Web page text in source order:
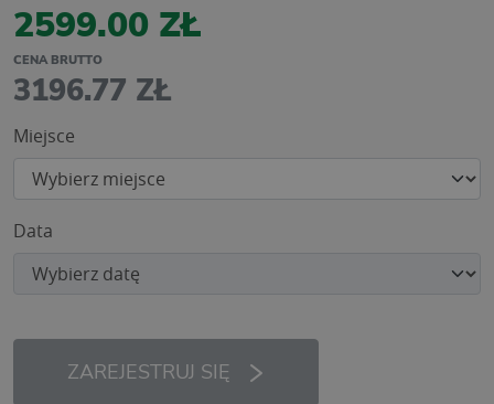
2599.00 ZŁ
CENA BRUTTO
3196.77 ZŁ
Miejsce
Data
ZAREJESTRUJ SIĘ